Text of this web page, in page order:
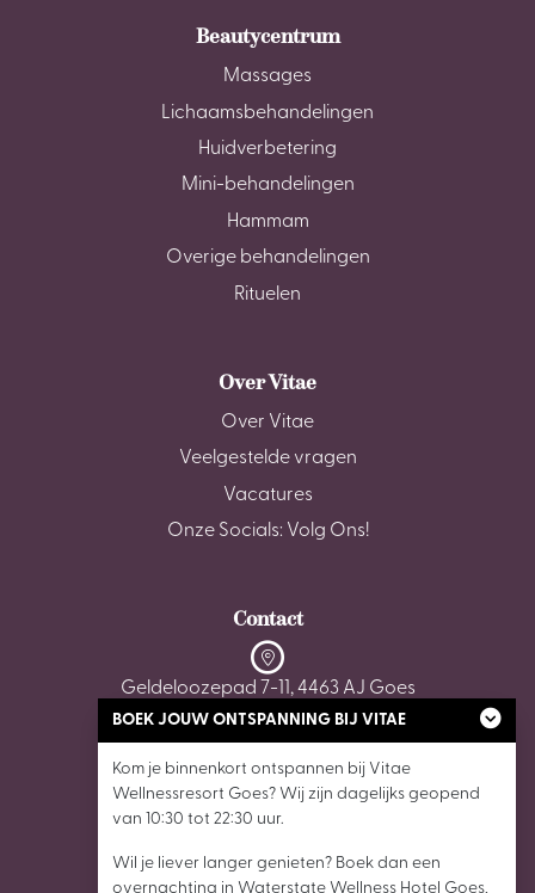
Beautycentrum
Massages
Lichaamsbehandelingen
Huidverbetering
Mini-behandelingen
Hammam
Overige behandelingen
Rituelen
Over Vitae
Over Vitae
Veelgestelde vragen
Vacatures
Onze Socials: Volg Ons!
Contact
Geldeloozepad 7-11, 4463 AJ Goes
wellnessgoes@vitaewellnessresorts.nl
BOEK JOUW ONTSPANNING BIJ VITAE
Kom je binnenkort ontspannen bij Vitae
Wellnessresort Goes? Wij zijn dagelijks geopend
van 10:30 tot 22:30 uur.
Wil je liever langer genieten? Boek dan een
overnachting in Waterstate Wellness Hotel Goes,